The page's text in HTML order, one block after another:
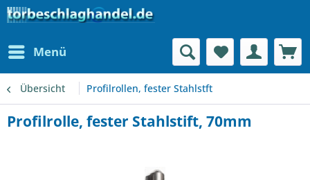
Menü
Übersicht Profilrollen, fester Stahlstft
Profilrolle, fester Stahlstift, 70mm